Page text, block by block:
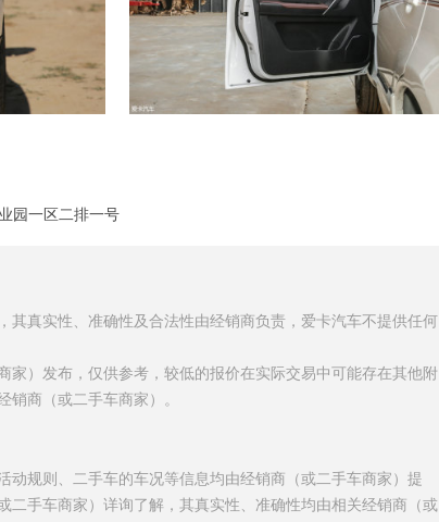
园一区二排一号
其真实性、准确性及合法性由经销商负责，爱卡汽车不提供任何
家）发布，仅供参考，较低的报价在实际交易中可能存在其他附
销商（或二手车商家）。
动规则、二手车的车况等信息均由经销商（或二手车商家）提
二手车商家）详询了解，其真实性、准确性均由相关经销商（或